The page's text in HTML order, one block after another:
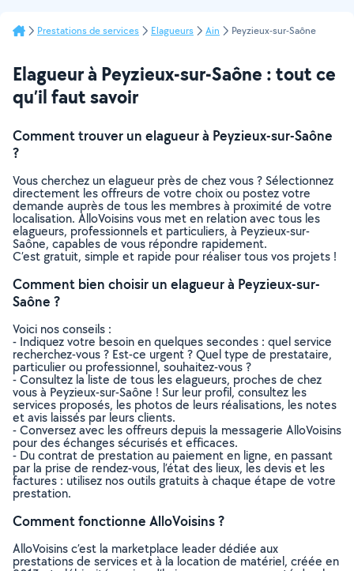
Prestations de services Elagueurs Ain Peyzieux-sur-Saône
Elagueur à Peyzieux-sur-Saône : tout ce
qu’il faut savoir
Comment trouver un elagueur à Peyzieux-sur-Saône
?
Vous cherchez un elagueur près de chez vous ? Sélectionnez
directement les offreurs de votre choix ou postez votre
demande auprès de tous les membres à proximité de votre
localisation. AlloVoisins vous met en relation avec tous les
elagueurs, professionnels et particuliers, à Peyzieux-sur-
Saône, capables de vous répondre rapidement.
C’est gratuit, simple et rapide pour réaliser tous vos projets !
Comment bien choisir un elagueur à Peyzieux-sur-
Saône ?
Voici nos conseils :
- Indiquez votre besoin en quelques secondes : quel service
recherchez-vous ? Est-ce urgent ? Quel type de prestataire,
particulier ou professionnel, souhaitez-vous ?
- Consultez la liste de tous les elagueurs, proches de chez
vous à Peyzieux-sur-Saône ! Sur leur profil, consultez les
services proposés, les photos de leurs réalisations, les notes
et avis laissés par leurs clients.
- Conversez avec les offreurs depuis la messagerie AlloVoisins
pour des échanges sécurisés et efficaces.
- Du contrat de prestation au paiement en ligne, en passant
par la prise de rendez-vous, l’état des lieux, les devis et les
factures : utilisez nos outils gratuits à chaque étape de votre
prestation.
Comment fonctionne AlloVoisins ?
AlloVoisins c’est la marketplace leader dédiée aux
prestations de services et à la location de matériel, créée en